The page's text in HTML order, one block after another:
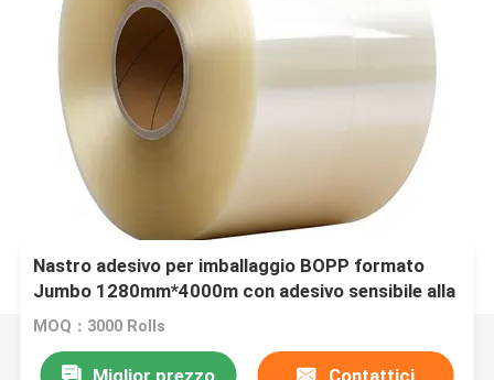
Nastro adesivo per imballaggio BOPP formato
Jumbo 1280mm*4000m con adesivo sensibile alla
pressione e lunghezza 50m per imballaggio
MOQ：3000 Rolls
Miglior prezzo Contattici